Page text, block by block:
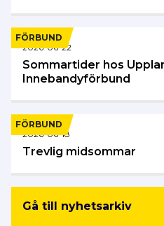
FÖRBUND
2026-06-22
Sommartider hos
Innebandyförbund
FÖRBUND
2026-06-18
Trevlig midsommar
Gå till nyhetsarkiv